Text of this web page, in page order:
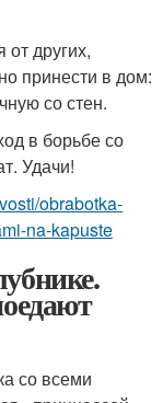
других,
принести в дом:
со стен.
в борьбе со
Удачи!
obrabotka-
na-kapuste
со всеми